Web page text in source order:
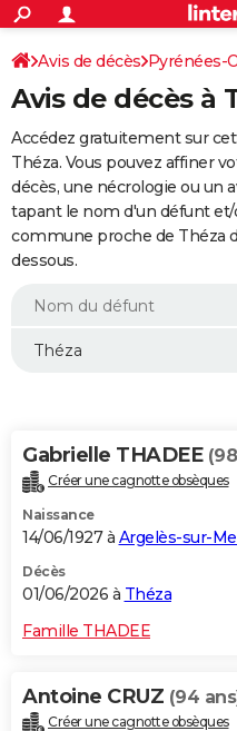
ACTUALITÉS
Politique
Société
Faits Divers
Education
Monde
Villes
+
SPORT
Coupe du monde 2026
Football
Tennis
Cyclisme
Rugby
Forum
Programme TV
TNT
Streaming
Cinéma
Sorties cinéma
Musique
+
FINANCE
Retraite
Epargne
Immobilier
Risques naturels par ville
Assurance
AUTO
Essais
Réserver un essai
Citadines
Berlines
SUV
Forum auto
+
HIGH-TECH
BRICOLAGE
WEEK-END
Alimentation
Guide de la santé
Maladies
Médicaments
Sommeil
VOYAGE
Destinations
City break
Voyage nature
Voyage de noces
Forum
Climat
+PHOTO
GUIDES D'ACHAT
Carte de Noël
Carte Bonne année
Carte Saint-Valentin
Carte Pâques
Carte d'anniversaire
DICTIONNAIRE
Avis de décès Pyrénées-
Avis de décès à
Accédez gratuitement sur
Théza. Vous pouvez affiner
décès, une nécrologie ou un
tapant le nom d'un défunt et/
commune proche de Théza
dessous.
Gabrielle THADEE
Créer une cagnotte obsèques
Naissance
14/06/1927 à Argelès-sur-
Décès
01/06/2026 à Théza
Famille THADEE
Antoine CRUZ (94
Créer une cagnotte obsèques